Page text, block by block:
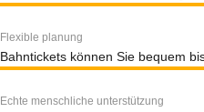
Flexible planung
Bahntickets können Sie bequem
Echte menschliche unterstützung